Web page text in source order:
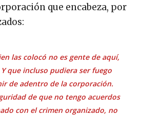
que encabeza, por
las colocó no es gente de aquí,
que incluso pudiera ser fuego
de adentro de la corporación.
de que no tengo acuerdos
con el crimen organizado, no